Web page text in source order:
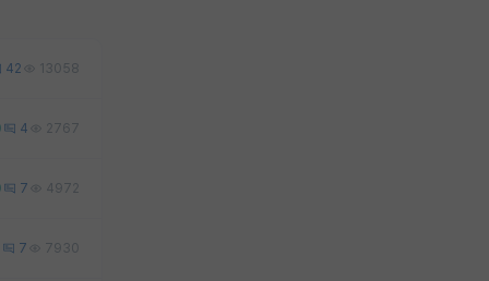
42 13058
4 2767
7 4972
7 7930